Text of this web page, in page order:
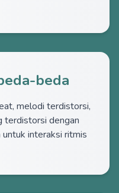
beda
melodi terdistorsi,
terdistorsi dengan
interaksi ritmis